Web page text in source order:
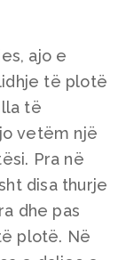
ajo e
të plotë
të
vetëm një
Pra në
disa thurje
dhe pas
plotë. Në